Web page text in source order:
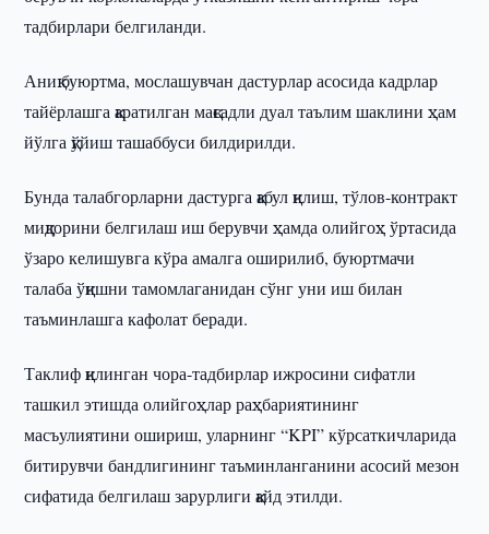
тадбирлари белгиланди.
Аниқ буюртма, мослашувчан дастурлар асосида кадрлар
тайёрлашга қаратилган мақсадли дуал таълим шаклини ҳам
йўлга қўйиш ташаббуси билдирилди.
Бунда талабгорларни дастурга қабул қилиш, тўлов-контракт
миқдорини белгилаш иш берувчи ҳамда олийгоҳ ўртасида
ўзаро келишувга кўра амалга оширилиб, буюртмачи
талаба ўқишни тамомлаганидан сўнг уни иш билан
таъминлашга кафолат беради.
Таклиф қилинган чора-тадбирлар ижросини сифатли
ташкил этишда олийгоҳлар раҳбариятининг
масъулиятини ошириш, уларнинг “KPI” кўрсаткичларида
битирувчи бандлигининг таъминланганини асосий мезон
сифатида белгилаш зарурлиги қайд этилди.